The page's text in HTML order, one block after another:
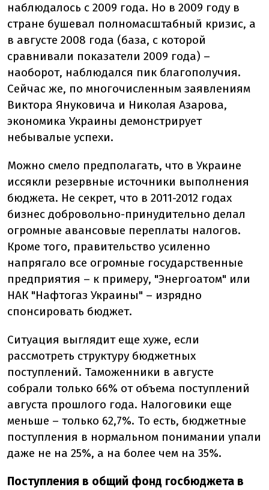
наблюдалось с 2009 года. Но в 2009 году в
стране бушевал полномасштабный кризис, а
в августе 2008 года (база, с которой
сравнивали показатели 2009 года) –
наоборот, наблюдался пик благополучия.
Сейчас же, по многочисленным заявлениям
Виктора Януковича и Николая Азарова,
экономика Украины демонстрирует
небывалые успехи.
Можно смело предполагать, что в Украине
иссякли резервные источники выполнения
бюджета. Не секрет, что в 2011-2012 годах
бизнес добровольно-принудительно делал
огромные авансовые переплаты налогов.
Кроме того, правительство усиленно
напрягало все огромные государственные
предприятия – к примеру, "Энергоатом" или
НАК "Нафтогаз Украины" – изрядно
спонсировать бюджет.
Ситуация выглядит еще хуже, если
рассмотреть структуру бюджетных
поступлений. Таможенники в августе
собрали только 66% от объема поступлений
августа прошлого года. Налоговики еще
меньше – только 62,7%. То есть, бюджетные
поступления в нормальном понимании упали
даже не на 25%, а на более чем на 35%.
Поступления в общий фонд госбюджета в